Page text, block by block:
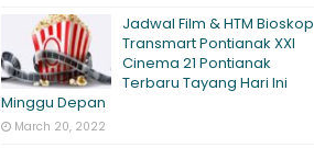
Jadwal Film & HTM Bioskop
Transmart Pontianak XXI
Cinema 21 Pontianak
Terbaru Tayang Hari Ini
Minggu Depan
March 20, 2022